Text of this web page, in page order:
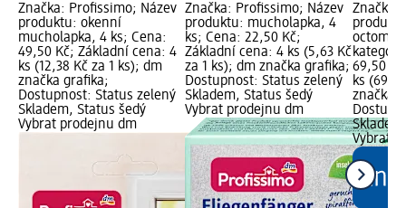
Značka: Profissimo; Název
produktu: okenní
mucholapka, 4 ks; Cena:
49,50 Kč; Základní cena: 4
ks (12,38 Kč za 1 ks); dm
značka grafika;
Dostupnost: Status zelený
Skladem, Status šedý
Vybrat prodejnu dm
Značka: Profissimo; Název
produktu: mucholapka, 4
ks; Cena: 22,50 Kč;
Základní cena: 4 ks (5,63 Kč
za 1 ks); dm značka grafika;
Dostupnost: Status zelený
Skladem, Status šedý
Vybrat prodejnu dm
Značka:
69,50
ks
značka
Vybrat